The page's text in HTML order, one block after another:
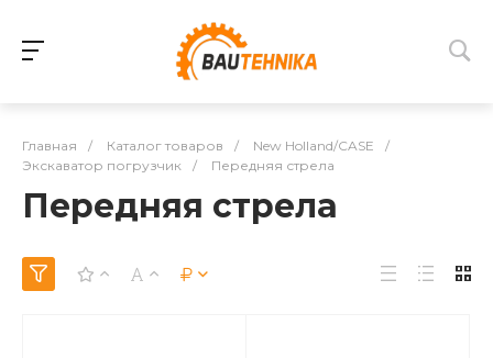
Главная / Каталог товаров / New Holland/CASE
/
Экскаватор погрузчик
/ Передняя стрела
Передняя стрела